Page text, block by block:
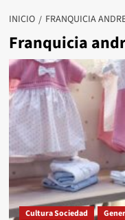
INICIO FRANQUICIA
Franquicia
Cultura Sociedad